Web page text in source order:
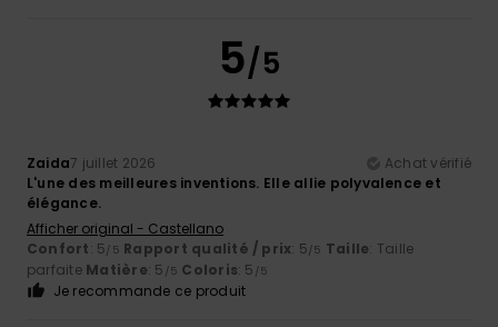
5/5
Zaida7 juillet 2026
Achat vérifié
L'une des meilleures inventions. Elle allie polyvalence et
élégance.
Afficher original - Castellano
Confort: 5/5 Rapport qualité / prix: 5/5 Taille: Taille
parfaite Matière: 5 /5 Coloris: 5 /5
Je recommande ce produit